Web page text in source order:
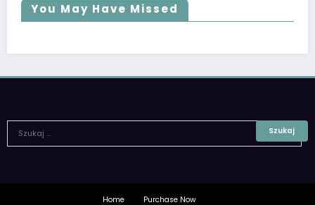
You May Have Missed
Home Purchase Now